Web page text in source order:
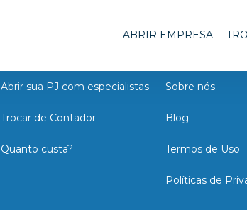
ABRIR EMPRESA
Abrir sua PJ com especialistas
Trocar de Contador
Quanto custa?
Sobre nós
Blog
Termos de Uso
Políticas de